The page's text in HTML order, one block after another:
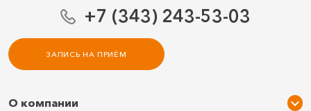
+7 (343) 243-53-03
ЗАПИСЬ НА ПРИЁМ
О компании